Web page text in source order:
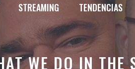
STREAMING TENDENCIAS
WE DO IN THE